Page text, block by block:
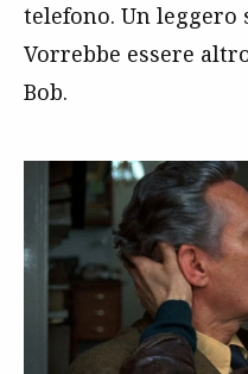
telefono. Un leggero
Vorrebbe essere
Bob.